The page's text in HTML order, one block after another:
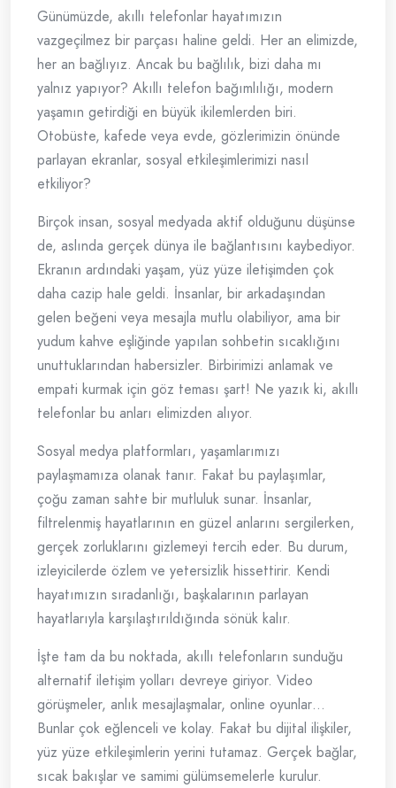
Günümüzde, akıllı telefonlar hayatımızın
vazgeçilmez bir parçası haline geldi. Her an elimizde,
her an bağlıyız. Ancak bu bağlılık, bizi daha mı
yalnız yapıyor? Akıllı telefon bağımlılığı, modern
yaşamın getirdiği en büyük ikilemlerden biri.
Otobüste, kafede veya evde, gözlerimizin önünde
parlayan ekranlar, sosyal etkileşimlerimizi nasıl
etkiliyor?
Birçok insan, sosyal medyada aktif olduğunu düşünse
de, aslında gerçek dünya ile bağlantısını kaybediyor.
Ekranın ardındaki yaşam, yüz yüze iletişimden çok
daha cazip hale geldi. İnsanlar, bir arkadaşından
gelen beğeni veya mesajla mutlu olabiliyor, ama bir
yudum kahve eşliğinde yapılan sohbetin sıcaklığını
unuttuklarından habersizler. Birbirimizi anlamak ve
empati kurmak için göz teması şart! Ne yazık ki, akıllı
telefonlar bu anları elimizden alıyor.
Sosyal medya platformları, yaşamlarımızı
paylaşmamıza olanak tanır. Fakat bu paylaşımlar,
çoğu zaman sahte bir mutluluk sunar. İnsanlar,
filtrelenmiş hayatlarının en güzel anlarını sergilerken,
gerçek zorluklarını gizlemeyi tercih eder. Bu durum,
izleyicilerde özlem ve yetersizlik hissettirir. Kendi
hayatımızın sıradanlığı, başkalarının parlayan
hayatlarıyla karşılaştırıldığında sönük kalır.
İşte tam da bu noktada, akıllı telefonların sunduğu
alternatif iletişim yolları devreye giriyor. Video
görüşmeler, anlık mesajlaşmalar, online oyunlar…
Bunlar çok eğlenceli ve kolay. Fakat bu dijital ilişkiler,
yüz yüze etkileşimlerin yerini tutamaz. Gerçek bağlar,
sıcak bakışlar ve samimi gülümsemelerle kurulur.